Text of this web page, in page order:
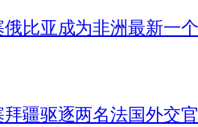
比亚成为非洲最新一
拜疆驱逐两名法国外交官